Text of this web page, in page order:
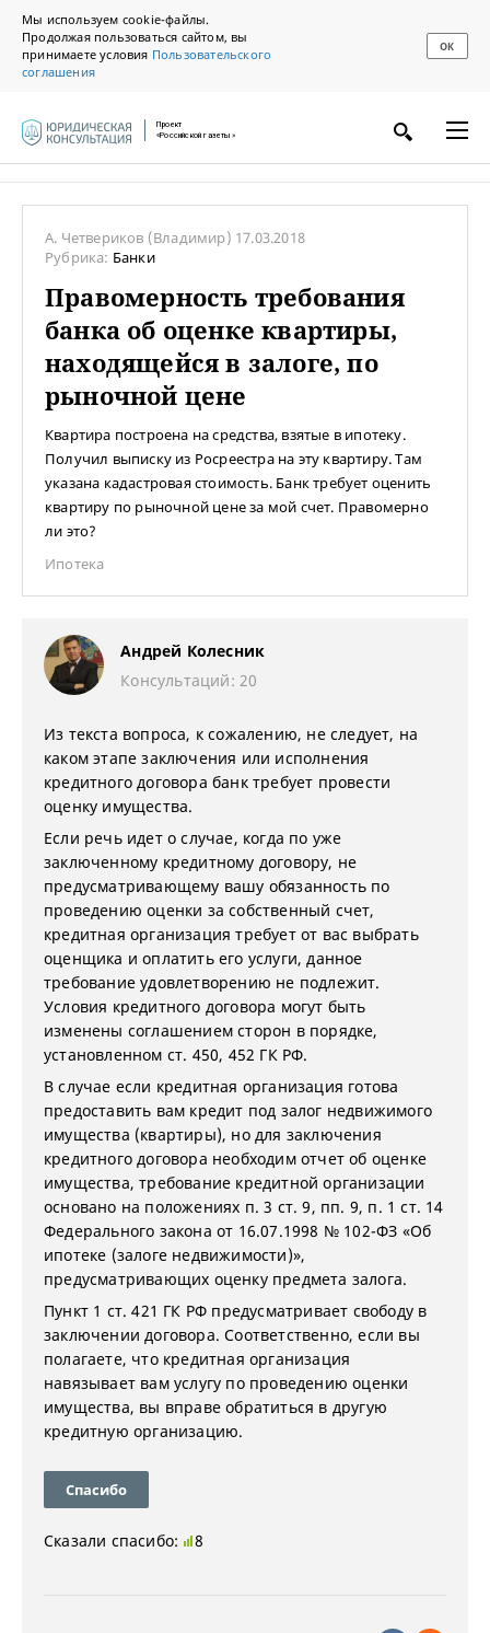
Мы используем cookie-файлы.
Продолжая пользоваться сайтом, вы
принимаете условия Пользовательского
соглашения
ОК
Проект
«Российской газеты»
А. Четвериков (Владимир) 17.03.2018
Рубрика: Банки
Правомерность требования
банка об оценке квартиры,
находящейся в залоге, по
рыночной цене
Квартира построена на средства, взятые в ипотеку.
Получил выписку из Росреестра на эту квартиру. Там
указана кадастровая стоимость. Банк требует оценить
квартиру по рыночной цене за мой счет. Правомерно
ли это?
Ипотека
Андрей Колесник
Консультаций: 20
Из текста вопроса, к сожалению, не следует, на
каком этапе заключения или исполнения
кредитного договора банк требует провести
оценку имущества.
Если речь идет о случае, когда по уже
заключенному кредитному договору, не
предусматривающему вашу обязанность по
проведению оценки за собственный счет,
кредитная организация требует от вас выбрать
оценщика и оплатить его услуги, данное
требование удовлетворению не подлежит.
Условия кредитного договора могут быть
изменены соглашением сторон в порядке,
установленном ст. 450, 452 ГК РФ.
В случае если кредитная организация готова
предоставить вам кредит под залог недвижимого
имущества (квартиры), но для заключения
кредитного договора необходим отчет об оценке
имущества, требование кредитной организации
основано на положениях п. 3 ст. 9, пп. 9, п. 1 ст. 14
Федерального закона от 16.07.1998 № 102-ФЗ «Об
ипотеке (залоге недвижимости)»,
предусматривающих оценку предмета залога.
Пункт 1 ст. 421 ГК РФ предусматривает свободу в
заключении договора. Соответственно, если вы
полагаете, что кредитная организация
навязывает вам услугу по проведению оценки
имущества, вы вправе обратиться в другую
кредитную организацию.
Спасибо
Сказали спасибо: 8